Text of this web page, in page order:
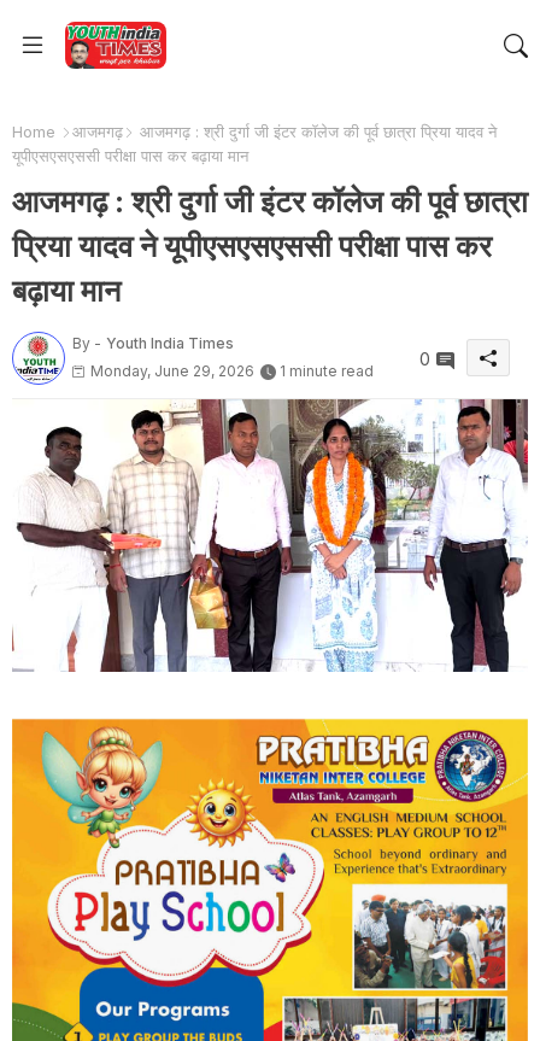
Home आजमगढ़
आजमगढ़ : श्री दुर्गा जी इंटर कॉलेज की पूर्व छात्रा प्रिया यादव ने
यूपीएसएसएससी परीक्षा पास कर बढ़ाया मान
आजमगढ़ : श्री दुर्गा जी इंटर कॉलेज की पूर्व छात्रा
प्रिया यादव ने यूपीएसएसएससी परीक्षा पास कर
बढ़ाया मान
By - Youth India Times
Monday, June 29, 2026
1 minute read
0